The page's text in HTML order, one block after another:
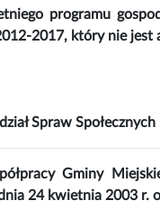
programu
2017, który nie jest
Spraw
Gminy
24 kwietnia 2003 r.